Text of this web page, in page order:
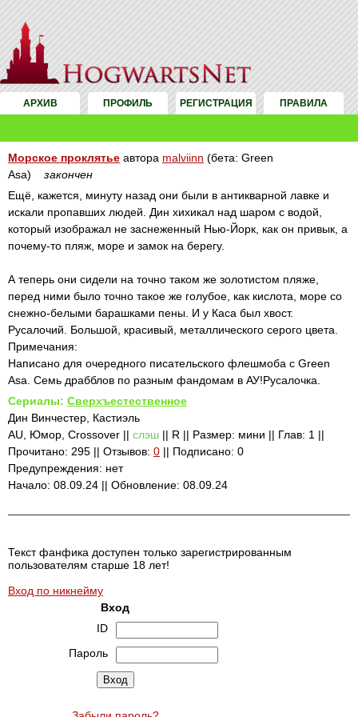
АРХИВ ПРОФИЛЬ РЕГИСТРАЦИЯ ПРАВИЛА
Морское проклятье автора malviinn (бета: Green
Asa) закончен
Ещё, кажется, минуту назад они были в антикварной лавке и
искали пропавших людей. Дин хихикал над шаром с водой,
который изображал не заснеженный Нью-Йорк, как он привык, а
почему-то пляж, море и замок на берегу.
А теперь они сидели на точно таком же золотистом пляже,
перед ними было точно такое же голубое, как кислота, море со
снежно-белыми барашками пены. И у Каса был хвост.
Русалочий. Большой, красивый, металлического серого цвета.
Примечания:
Написано для очередного писательского флешмоба с Green
Asa. Семь драбблов по разным фандомам в АУ!Русалочка.
Сериалы: Сверхъестественное
Дин Винчестер, Кастиэль
AU, Юмор, Crossover || слэш || R || Размер: мини || Глав: 1 ||
Прочитано: 295 || Отзывов: 0 || Подписано: 0
Предупреждения: нет
Начало: 08.09.24 || Обновление: 08.09.24
Текст фанфика доступен только зарегистрированным
пользователям старше 18 лет!
Вход по никнейму
Вход
ID
Пароль